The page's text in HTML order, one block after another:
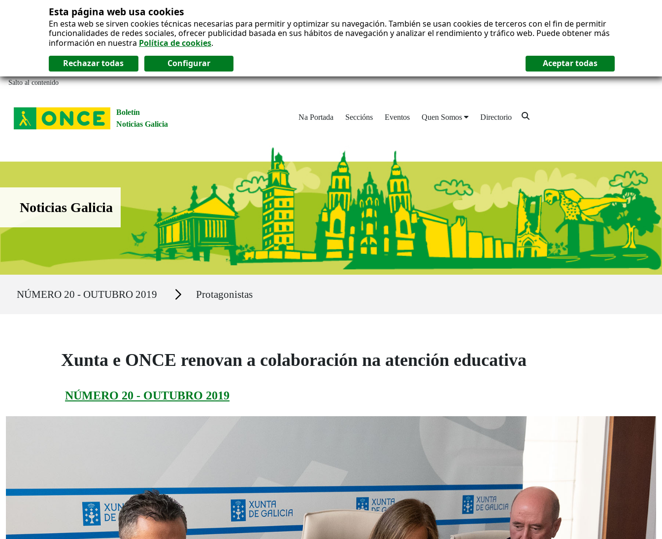
Esta página web usa cookies
En esta web se sirven cookies técnicas necesarias para permitir y optimizar su navegación. También se usan cookies de terceros con el fin de permitir
funcionalidades de redes sociales, ofrecer publicidad basada en sus hábitos de navegación y analizar el rendimiento y tráfico web. Puede obtener más
información en nuestra Política de cookies.
Salto al contenido
Boletín
Noticias Galicia
Na Portada Seccións Eventos Quen Somos Directorio
Boletín Noticias Galicia
Noticias Galicia
NÚMERO 20 - OUTUBRO 2019 Secciones Protagonistas
Xunta e ONCE renovan a colaboración na atención educativa
NÚMERO 20 - OUTUBRO 2019